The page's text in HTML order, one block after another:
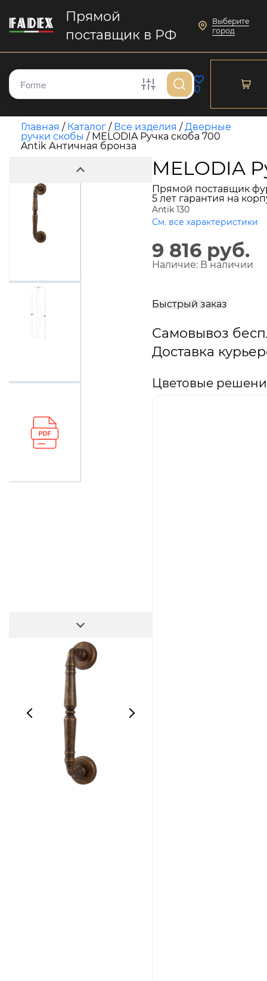
Прямой
поставщик в РФ
Выберите
город
0
Главная / Каталог / Все изделия /Дверные
ручки скобы / MELODIA Ручка скоба 700
Antik Античная бронза
MELODIA
Прямой поставщик
5 лет гарантия на
Antik 130
См. все характеристики
9 816 руб.
Наличие: В наличии
Быстрый заказ
Самовывоз
Доставка
Цветовые